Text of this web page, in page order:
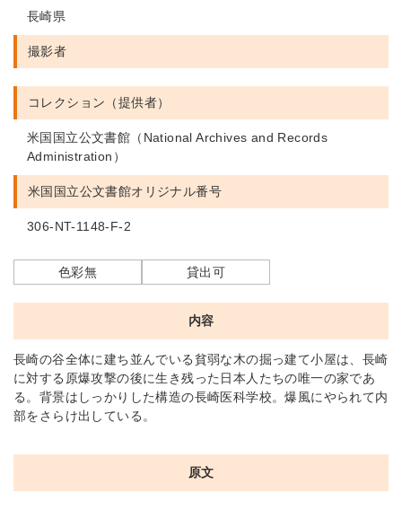
長崎県
撮影者
コレクション（提供者）
米国国立公文書館（National Archives and Records
Administration）
米国国立公文書館オリジナル番号
306-NT-1148-F-2
色彩無 貸出可
内容
長崎の谷全体に建ち並んでいる貧弱な木の掘っ建て小屋は、長崎
に対する原爆攻撃の後に生き残った日本人たちの唯一の家であ
る。背景はしっかりした構造の長崎医科学校。爆風にやられて内
部をさらけ出している。
原文